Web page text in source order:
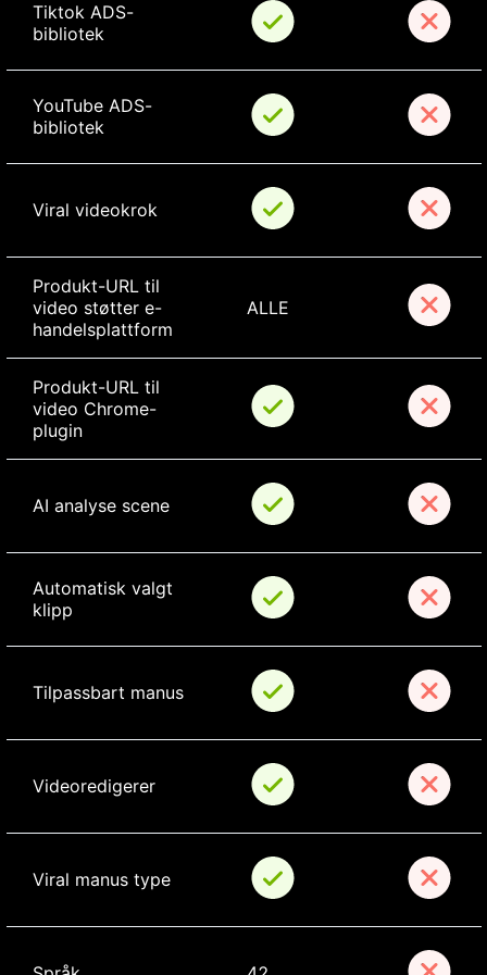
Tiktok ADS-
bibliotek
YouTube ADS-
bibliotek
Viral videokrok
Produkt-URL til
video støtter e-
handelsplattform
ALLE
Produkt-URL til
video Chrome-
plugin
AI analyse scene
Automatisk valgt
klipp
Tilpassbart manus
Videoredigerer
Viral manus type